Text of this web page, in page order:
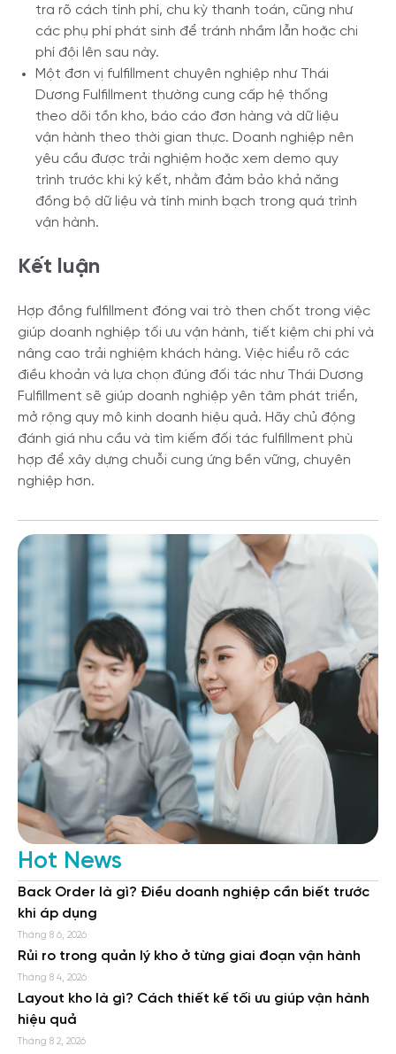
tra rõ cách tính phí, chu kỳ thanh toán, cũng như
các phụ phí phát sinh để tránh nhầm lẫn hoặc chi
phí đội lên sau này.
Một đơn vị fulfillment chuyên nghiệp như Thái
Dương Fulfillment thường cung cấp hệ thống
theo dõi tồn kho, báo cáo đơn hàng và dữ liệu
vận hành theo thời gian thực. Doanh nghiệp nên
yêu cầu được trải nghiệm hoặc xem demo quy
trình trước khi ký kết, nhằm đảm bảo khả năng
đồng bộ dữ liệu và tính minh bạch trong quá trình
vận hành.
Kết luận
Hợp đồng fulfillment đóng vai trò then chốt trong việc
giúp doanh nghiệp tối ưu vận hành, tiết kiệm chi phí và
nâng cao trải nghiệm khách hàng. Việc hiểu rõ các
điều khoản và lựa chọn đúng đối tác như Thái Dương
Fulfillment sẽ giúp doanh nghiệp yên tâm phát triển,
mở rộng quy mô kinh doanh hiệu quả. Hãy chủ động
đánh giá nhu cầu và tìm kiếm đối tác fulfillment phù
hợp để xây dựng chuỗi cung ứng bền vững, chuyên
nghiệp hơn.
Hot News
Back Order là gì? Điều doanh nghiệp cần biết trước
khi áp dụng
Tháng 8 6, 2026
Rủi ro trong quản lý kho ở từng giai đoạn vận hành
Tháng 8 4, 2026
Layout kho là gì? Cách thiết kế tối ưu giúp vận hành
hiệu quả
Tháng 8 2, 2026